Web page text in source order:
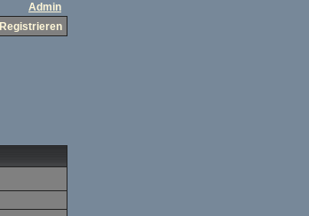
Admin
Registrieren